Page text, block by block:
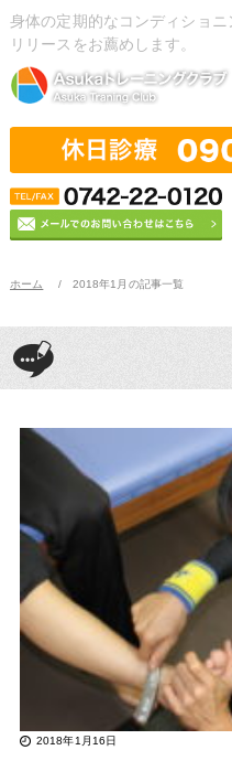
身体の定期的なコンディショ
リリースをお薦めします。
ホーム 2018年1月の記事一覧
2018年1月16日